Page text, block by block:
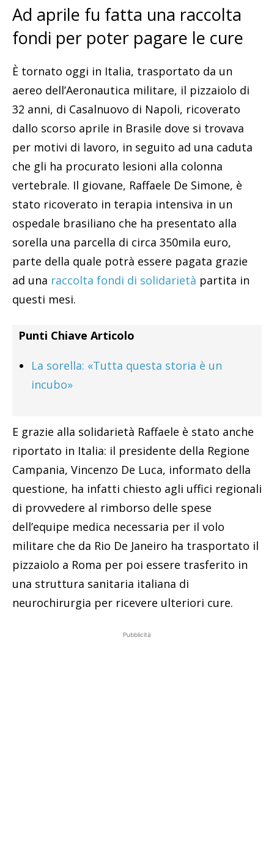
Ad aprile fu fatta una raccolta
fondi per poter pagare le cure
È tornato oggi in Italia, trasportato da un
aereo dell’Aeronautica militare, il pizzaiolo di
32 anni, di Casalnuovo di Napoli, ricoverato
dallo scorso aprile in Brasile dove si trovava
per motivi di lavoro, in seguito ad una caduta
che gli ha procurato lesioni alla colonna
vertebrale. Il giovane, Raffaele De Simone, è
stato ricoverato in terapia intensiva in un
ospedale brasiliano che ha presentato alla
sorella una parcella di circa 350mila euro,
parte della quale potrà essere pagata grazie
ad una raccolta fondi di solidarietà partita in
questi mesi.
Punti Chiave Articolo
La sorella: «Tutta questa storia è un
incubo»
E grazie alla solidarietà Raffaele è stato anche
riportato in Italia: il presidente della Regione
Campania, Vincenzo De Luca, informato della
questione, ha infatti chiesto agli uffici regionali
di provvedere al rimborso delle spese
dell’equipe medica necessaria per il volo
militare che da Rio De Janeiro ha trasportato il
pizzaiolo a Roma per poi essere trasferito in
una struttura sanitaria italiana di
neurochirurgia per ricevere ulteriori cure.
Pubblicità